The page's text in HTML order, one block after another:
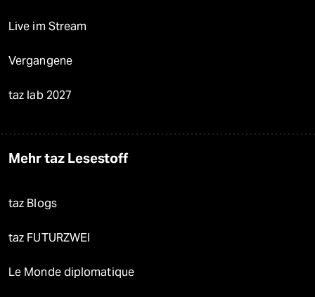
Live im Stream
Vergangene
taz lab 2027
Mehr taz Lesestoff
taz Blogs
taz FUTURZWEI
Le Monde diplomatique